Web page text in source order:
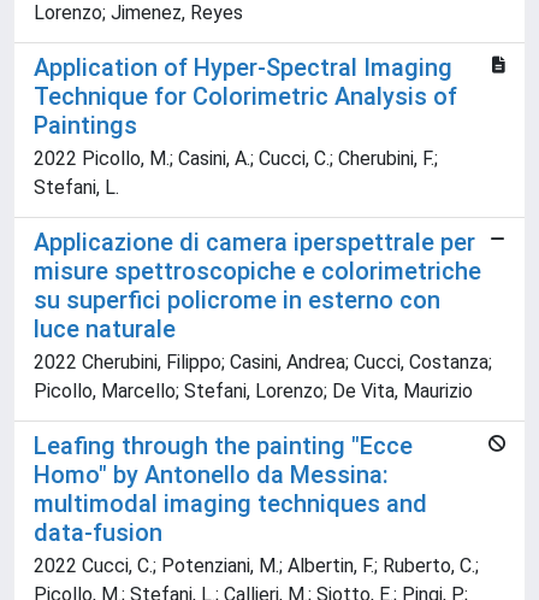
Lorenzo; Jimenez, Reyes
Application of Hyper-Spectral Imaging
Technique for Colorimetric Analysis of
Paintings
2022 Picollo, M.; Casini, A.; Cucci, C.; Cherubini, F.;
Stefani, L.
Applicazione di camera iperspettrale per
misure spettroscopiche e colorimetriche
su superfici policrome in esterno con
luce naturale
2022 Cherubini, Filippo; Casini, Andrea; Cucci, Costanza;
Picollo, Marcello; Stefani, Lorenzo; De Vita, Maurizio
Leafing through the painting "Ecce
Homo" by Antonello da Messina:
multimodal imaging techniques and
data-fusion
2022 Cucci, C.; Potenziani, M.; Albertin, F.; Ruberto, C.;
Picollo, M.; Stefani, L.; Callieri, M.; Siotto, E.; Pingi, P.;